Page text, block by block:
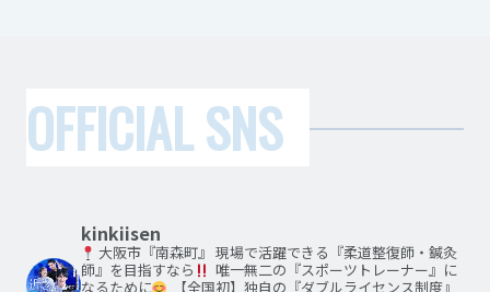
OFFICIAL SNS
kinkiisen
大阪市『南森町』 現場で活躍できる『柔道整復師・鍼灸
師』を目指すなら
唯一無二の『スポーツトレーナー』に
なるために
【全国初】独自の『ダブルライセンス制度』